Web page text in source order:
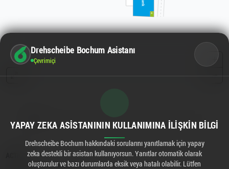
Drehscheibe Bochum Asistanı
Çevrimiçi
YAPAY ZEKA ASISTANININ KULLANIMINA İLIŞKIN BILGI
Drehscheibe Bochum hakkındaki sorularını yanıtlamak için yapay
zeka destekli bir asistan kullanıyorsun. Yanıtlar otomatik olarak
oluşturulur ve bazı durumlarda eksik veya hatalı olabilir. Lütfen